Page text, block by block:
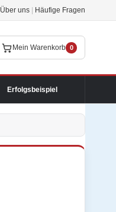
Über uns Häufige Fragen
Mein Warenkorb 0
Erfolgsbeispiel